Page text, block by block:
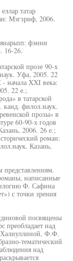
татар
Мэгзриф, 2006.
фэнни
16-26.
прозе 90-х
Уфа, 2005. 22
начала XXI века:
22 е.;
в татарской
канд. филол.наук.
прозы» в
60-90-х годов
2006. 26 е.;
роман:
Казань,
представлениям.
написанные
Ф. Сафина
с точки зрения
посвящены
преобладает над
Халиуллиной, Ф.Ф.
тематический
над